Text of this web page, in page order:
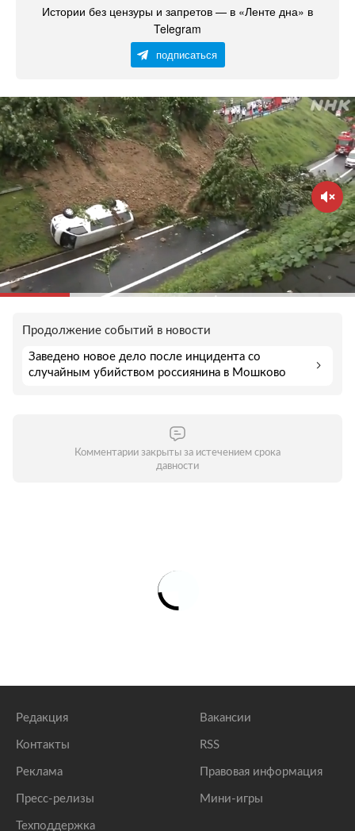
Истории без цензуры и запретов — в «Ленте дна» в
Telegram
подписаться
Продолжение событий в новости
Заведено новое дело после инцидента со
случайным убийством россиянина в Мошково
Комментарии закрыты за истечением срока
давности
Редакция
Контакты
Реклама
Пресс-релизы
Техподдержка
Вакансии
RSS
Правовая информация
Мини-игры